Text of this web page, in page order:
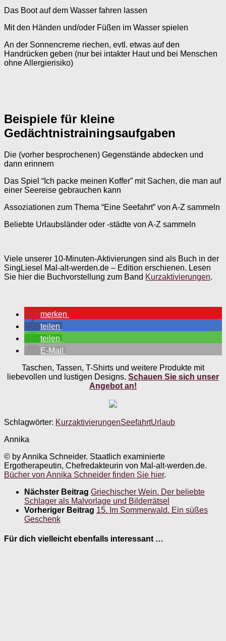
Das Boot auf dem Wasser fahren lassen
Mit den Händen und/oder Füßen im Wasser spielen
An der Sonnencreme riechen, evtl. etwas auf den
Handrücken geben (nur bei intakter Haut und bei Menschen
ohne Allergierisiko)
Beispiele für kleine
Gedächtnistrainingsaufgaben
Die (vorher besprochenen) Gegenstände abdecken und
dann erinnern
Das Spiel “Ich packe meinen Koffer” mit Sachen, die man auf
einer Seereise gebrauchen kann
Assoziationen zum Thema “Eine Seefahrt” von A-Z sammeln
Beliebte Urlaubsländer oder -städte von A-Z sammeln
Viele unserer 10-Minuten-Aktivierungen sind als Buch in der
SingLiesel Mal-alt-werden.de – Edition erschienen. Lesen
Sie hier die Buchvorstellung zum Band Kurzaktivierungen.
merken
teilen
teilen
E-Mail
Taschen, Tassen, T-Shirts und weitere Produkte mit
liebevollen und lustigen Designs. Schauen Sie sich unser
Angebot an!
Schlagwörter: KurzaktivierungenSeefahrtUrlaub
Annika
© by Annika Schneider. Staatlich examinierte
Ergotherapeutin, Chefredakteurin von Mal-alt-werden.de.
Bücher von Annika Schneider finden Sie hier.
Nächster Beitrag Griechischer Wein. Der beliebte
Schlager als Malvorlage und Bilderrätsel
Vorheriger Beitrag 15. Im Sommerwald. Ein süßes
Geschenk
Für dich vielleicht ebenfalls interessant …